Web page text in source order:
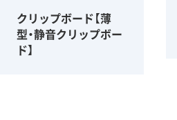
クリップボード【薄
型・静音クリップボー
ド】